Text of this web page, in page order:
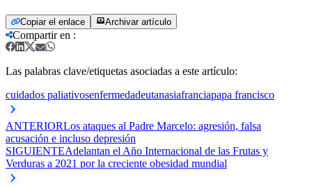
Copiar el enlace Archivar artículo
Compartir en :
Las palabras clave/etiquetas asociadas a este artículo:
cuidados paliativosenfermedadeutanasiafranciapapa francisco
ANTERIORLos ataques al Padre Marcelo: agresión, falsa
acusación e incluso depresión
SIGUIENTEAdelantan el Año Internacional de las Frutas y
Verduras a 2021 por la creciente obesidad mundial